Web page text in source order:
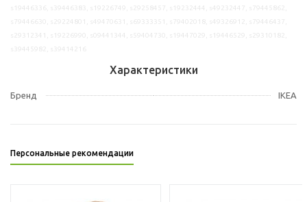
Характеристики
Бренд IKEA
Персональные рекомендации